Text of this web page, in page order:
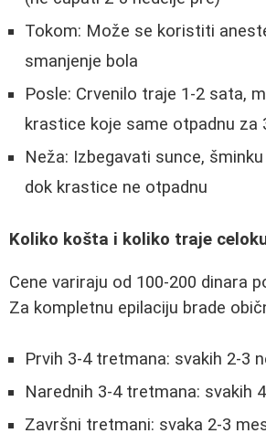
Tokom: Može se koristiti
smanjenje bola
Posle: Crvenilo traje 1-2 sata,
krastice koje same otpadnu za
Neža: Izbegavati sunce,
dok krastice ne otpadnu
Koliko košta i koliko traje
Cene variraju od 100-200 dinara
Za kompletnu epilaciju brade
Prvih 3-4 tretmana: svakih 2-3
Narednih 3-4 tretmana: svakih
Završni tretmani: svaka 2-3